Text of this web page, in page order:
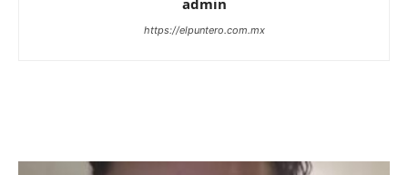
admin
https://elpuntero.com.mx